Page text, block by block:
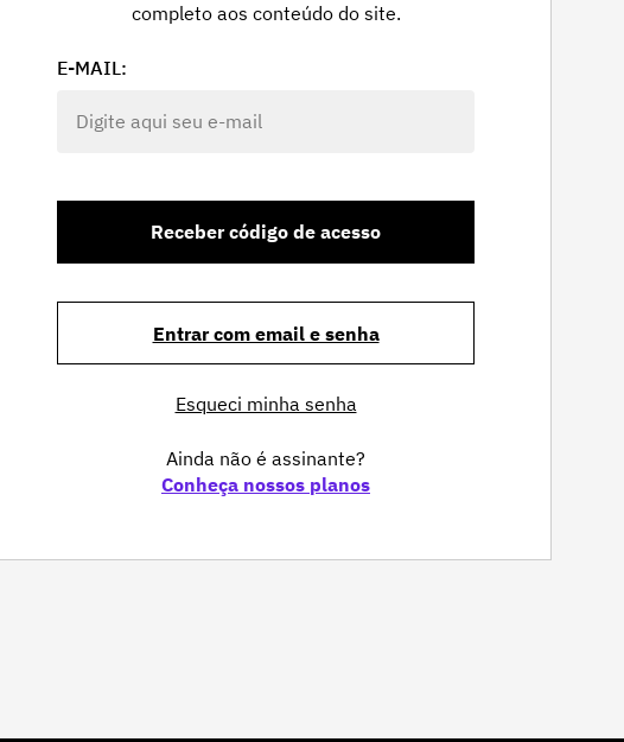
completo aos conteúdo do site.
E-MAIL:
Receber código de acesso
Entrar com email e senha
Esqueci minha senha
Ainda não é assinante?
Conheça nossos planos